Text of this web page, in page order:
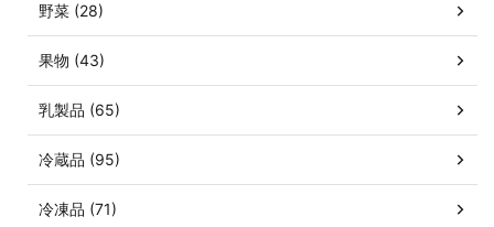
野菜 (28)
果物 (43)
乳製品 (65)
冷蔵品 (95)
冷凍品 (71)